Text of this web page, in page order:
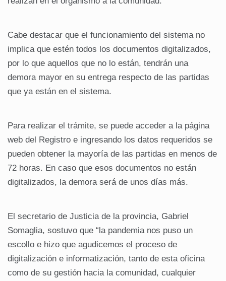
Cabe destacar que el funcionamiento del sistema no
implica que estén todos los documentos digitalizados,
por lo que aquellos que no lo están, tendrán una
demora mayor en su entrega respecto de las partidas
que ya están en el sistema.
Para realizar el trámite, se puede acceder a la página
web del Registro e ingresando los datos requeridos se
pueden obtener la mayoría de las partidas en menos de
72 horas. En caso que esos documentos no están
digitalizados, la demora será de unos días más.
El secretario de Justicia de la provincia, Gabriel
Somaglia, sostuvo que “la pandemia nos puso un
escollo e hizo que agudicemos el proceso de
digitalización e informatización, tanto de esta oficina
como de su gestión hacia la comunidad, cualquier